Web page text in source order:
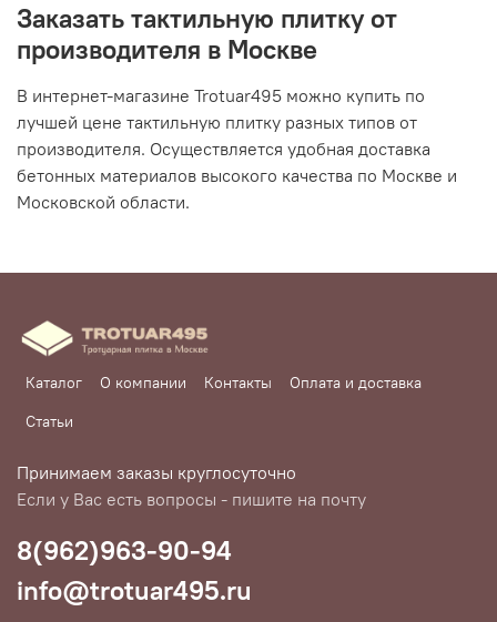
Заказать тактильную плитку от
производителя в Москве
В интернет-магазине Trotuar495 можно купить по
лучшей цене тактильную плитку разных типов от
производителя. Осуществляется удобная доставка
бетонных материалов высокого качества по Москве и
Московской области.
Каталог О компании Контакты
Оплата и доставка
Статьи
Принимаем заказы круглосуточно
Если у Вас есть вопросы - пишите на почту
8(962)963-90-94
info@trotuar495.ru